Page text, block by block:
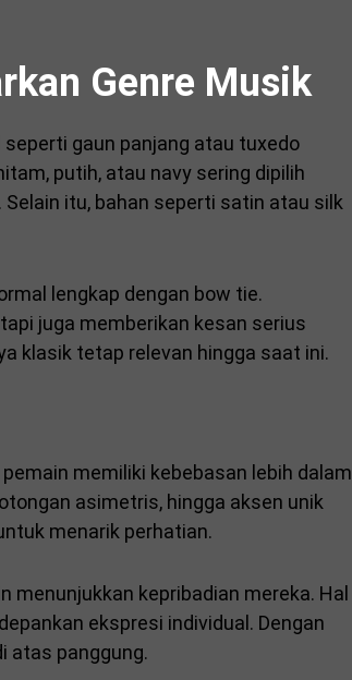
Genre Musik
gaun panjang atau tuxedo
putih, atau navy sering dipilih
itu, bahan seperti satin atau silk
lengkap dengan bow tie.
juga memberikan kesan serius
klasik tetap relevan hingga saat ini.
memiliki kebebasan lebih dalam
asimetris, hingga aksen unik
menarik perhatian.
menunjukkan kepribadian mereka. Hal
ekspresi individual. Dengan
atas panggung.